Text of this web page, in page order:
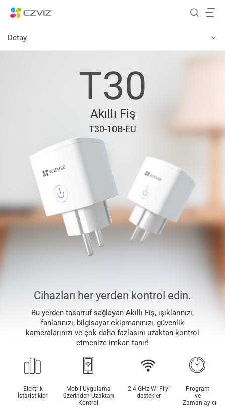
Detay
T30
Akıllı Fiş
T30-10B-EU
Cihazları her yerden kontrol edin.
Bu yerden tasarruf sağlayan Akıllı Fiş, ışıklarınızı,
fanlarınızı, bilgisayar ekipmanınızı, güvenlik
kameralarınızı ve çok daha fazlasını uzaktan kontrol
etmenize imkan tanır!
Mobil Uygulama
üzerinden Uzaktan
Kontrol
2.4 GHz Wi-Fi’yi
destekler
Program
ve
Zamanlayıcı
Elektrik
İstatistikleri